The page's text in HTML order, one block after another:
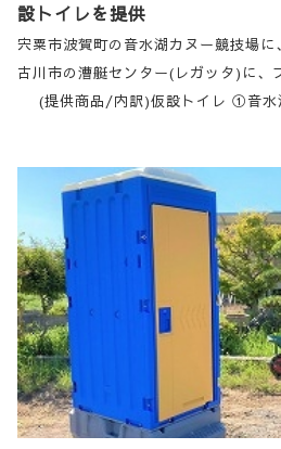
設トイレを提供
宍粟市波賀町の音水湖カヌー競技場
古川市の漕艇センター(レガッタ)に
(提供商品/内訳)仮設トイレ ①音